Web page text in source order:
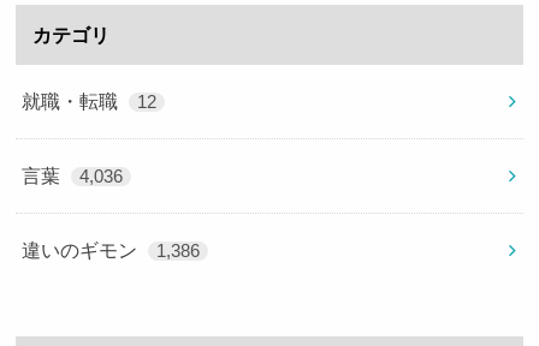
カテゴリ
就職・転職 12
言葉 4,036
違いのギモン 1,386